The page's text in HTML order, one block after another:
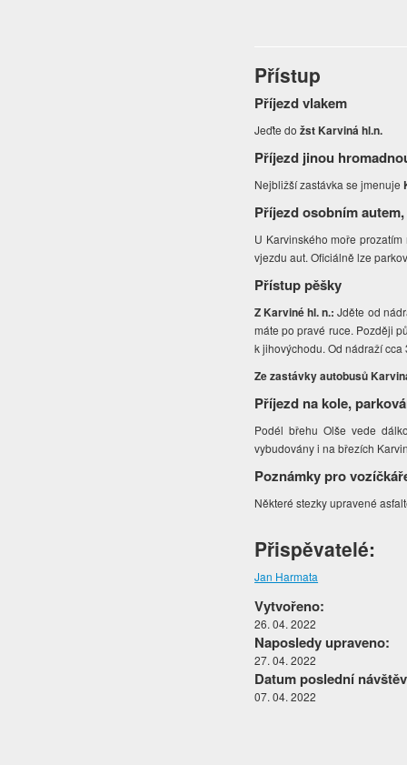
Přístup
Příjezd vlakem
Jeďte dožst Karviná hl.n.
Příjezd jinou
Nejbližší zastávka se jmenuje
Příjezd osobním
U Karvinského moře
vjezdu aut. Oficiálně lze
Přístup pěšky
Z Karviné hl. n.:Jděte od
máte po pravé ruce. Později
k jihovýchodu. Od nádraží cca
Ze zastávky autobusů
Příjezd na kole,
Podél břehu Olše vede
vybudovány i na březích
Poznámky pro
Některé stezky upravené
Přispěvatelé:
Jan Harmata
Vytvořeno:
26. 04. 2022
Naposledy upraveno:
27. 04. 2022
Datum poslední
07. 04. 2022